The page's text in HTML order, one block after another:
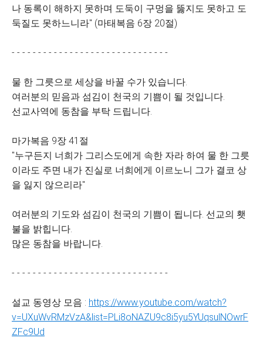
나 동록이 해하지 못하며 도둑이 구멍을 뚫지도 못하고 도
둑질도 못하느니라" (마태복음 6장 20절)
- - - - - - - - - - - - - - - - - - - - - - - - - - - - - -
물 한 그릇으로 세상을 바꿀 수가 있습니다.
여러분의 믿음과 섬김이 천국의 기쁨이 될 것입니다.
선교사역에 동참을 부탁 드립니다.
마가복음 9장 41절
"누구든지 너희가 그리스도에게 속한 자라 하여 물 한 그릇
이라도 주면 내가 진실로 너희에게 이르노니 그가 결코 상
을 잃지 않으리라"
여러분의 기도와 섬김이 천국의 기쁨이 됩니다. 선교의 횃
불을 밝힙니다.
많은 동참을 바랍니다.
- - - - - - - - - - - - - - - - - - - - - - - - - - - - - -
설교 동영상 모음 : https://www.youtube.com/watch?
v=UXuWvRMzVzA&list=PLi8oNAZU9c8i5yu5YUqsulNOwrF
ZFc9Ud